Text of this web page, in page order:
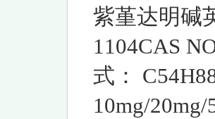
紫堇达明碱
1104CAS
式：
10mg/